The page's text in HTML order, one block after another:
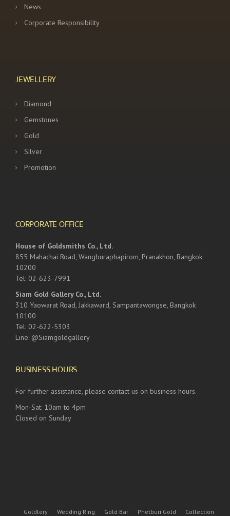
News
Corporate Responsibility
JEWELLERY
Diamond
Gemstones
Gold
Silver
Promotion
CORPORATE OFFICE
House of Goldsmiths Co., Ltd.
855 Mahachai Road, Wangburaphapirom, Pranakhon, Bangkok
10200
Tel: 02-623-7991
Siam Gold Gallery Co., Ltd.
310 Yaowarat Road, Jakkaward, Sampantawongse, Bangkok
10100
Tel: 02-622-5303
Line: @Siamgoldgallery
BUSINESS HOURS
For further assistance, please contact us on business hours.
Mon-Sat: 10am to 4pm
Closed on Sunday
Goldlery Wedding Ring Gold Bar Phetburi Gold Collection